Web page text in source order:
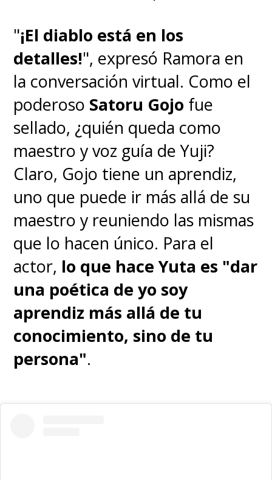
"¡El diablo está en los
detalles!", expresó Ramora en
la conversación virtual. Como el
poderoso Satoru Gojo fue
sellado, ¿quién queda como
maestro y voz guía de Yuji?
Claro, Gojo tiene un aprendiz,
uno que puede ir más allá de su
maestro y reuniendo las mismas
que lo hacen único. Para el
actor, lo que hace Yuta es "dar
una poética de yo soy
aprendiz más allá de tu
conocimiento, sino de tu
persona".